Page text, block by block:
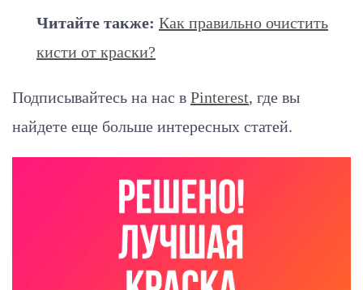
Читайте также: Как правильно очистить
кисти от краски?
Подписывайтесь на нас в Pinterest, где вы
найдете еще больше интересных статей.